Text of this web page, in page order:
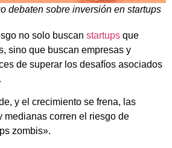
debaten sobre inversión en startups
no solo buscan startups que
sino que buscan empresas y
de superar los desafíos asociados
y el crecimiento se frena, las
medianas corren el riesgo de
zombis».